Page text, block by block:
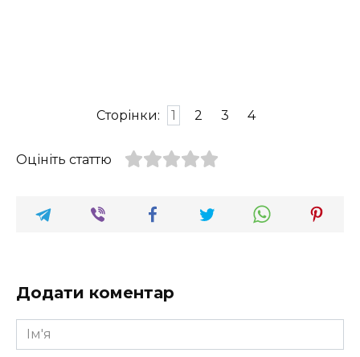
Сторінки: 1 2 3 4
Оцініть статтю
Додати коментар
Ім'я
*